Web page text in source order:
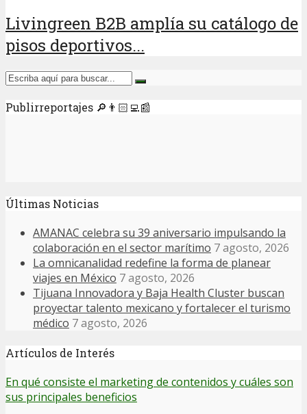
Livingreen B2B amplía su catálogo de
pisos deportivos...
Publirreportajes 🔎👨🏻‍💻📰
Últimas Noticias
AMANAC celebra su 39 aniversario impulsando la
colaboración en el sector marítimo 7 agosto, 2026
La omnicanalidad redefine la forma de planear
viajes en México 7 agosto, 2026
Tijuana Innovadora y Baja Health Cluster buscan
proyectar talento mexicano y fortalecer el turismo
médico 7 agosto, 2026
Artículos de Interés
En qué consiste el marketing de contenidos y cuáles son
sus principales beneficios